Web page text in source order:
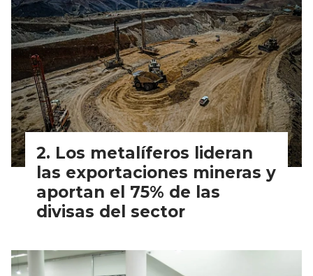
Los metalíferos lideran
las exportaciones mineras y
aportan el 75% de las
divisas del sector